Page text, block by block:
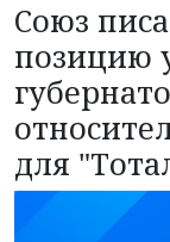
Союз
позицию
для